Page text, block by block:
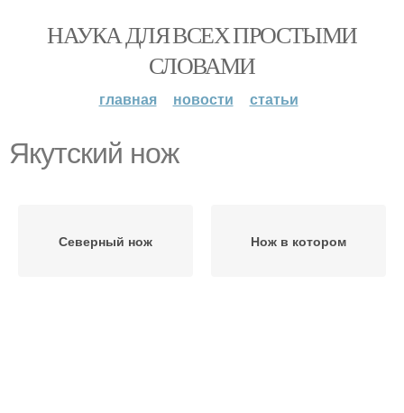
НАУКА ДЛЯ ВСЕХ ПРОСТЫМИ
СЛОВАМИ
главная новости статьи
Якутский нож
Северный нож Нож в котором